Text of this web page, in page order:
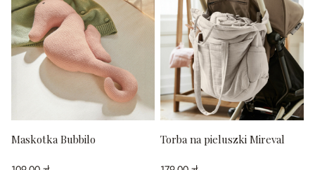
Maskotka Bubbilo Torba na pieluszki Mireval